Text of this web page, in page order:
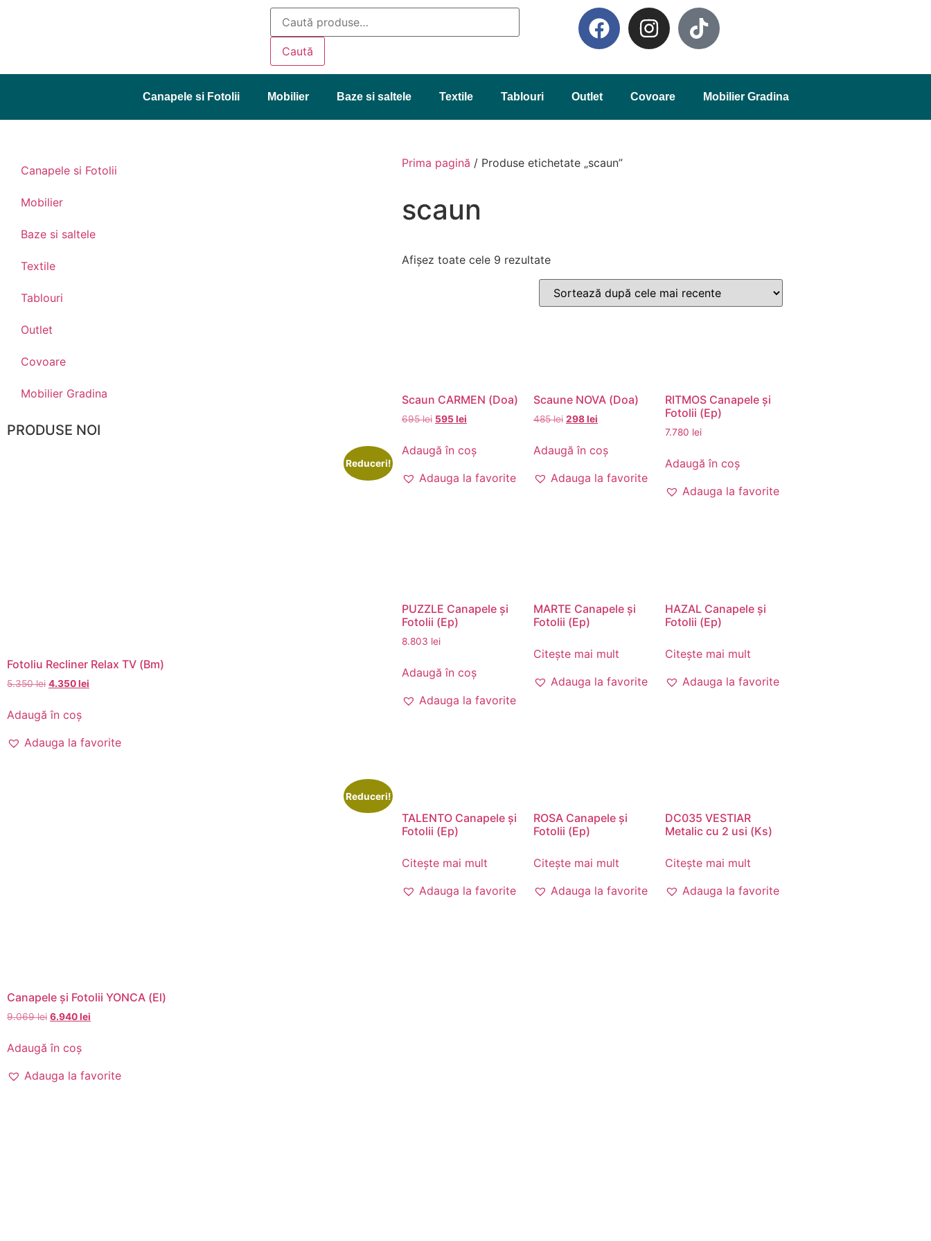
Caută
Canapele si Fotolii Mobilier Baze si saltele Textile Tablouri Outlet Covoare Mobilier Gradina
Canapele si Fotolii
Mobilier
Baze si saltele
Textile
Tablouri
Outlet
Covoare
Mobilier Gradina
PRODUSE NOI
Reduceri!
Fotoliu Recliner Relax TV (Bm)
5.350lei 4.350lei
Adaugă în coș
Adauga la favorite
Reduceri!
Canapele și Fotolii YONCA (El)
9.069lei 6.940lei
Adaugă în coș
Adauga la favorite
Prima pagină / Produse etichetate „scaun”
scaun
Afișez toate cele 9 rezultate
Scaun CARMEN (Doa)
695lei 595lei
Adaugă în coș
Adauga la favorite
Scaune NOVA (Doa)
485lei 298lei
Adaugă în coș
Adauga la favorite
RITMOS Canapele și
Fotolii (Ep)
7.780 lei
Adaugă în coș
Adauga la favorite
PUZZLE Canapele și
Fotolii (Ep)
8.803 lei
Adaugă în coș
Adauga la favorite
MARTE Canapele și
Fotolii (Ep)
Citește mai mult
Adauga la favorite
HAZAL Canapele și
Fotolii (Ep)
Citește mai mult
Adauga la favorite
TALENTO Canapele și
Fotolii (Ep)
Citește mai mult
Adauga la favorite
ROSA Canapele și
Fotolii (Ep)
Citește mai mult
Adauga la favorite
DC035 VESTIAR
Metalic cu 2 usi (Ks)
Citește mai mult
Adauga la favorite